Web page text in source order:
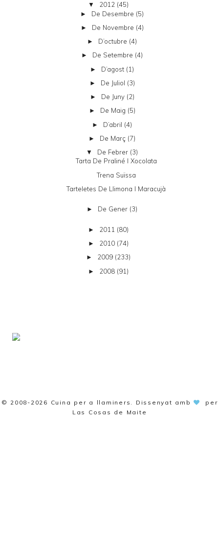
▼ 2012 (45)
► De Desembre (5)
► De Novembre (4)
► D’octubre (4)
► De Setembre (4)
► D’agost (1)
► De Juliol (3)
► De Juny (2)
► De Maig (5)
► D’abril (4)
► De Març (7)
▼ De Febrer (3)
Tarta De Praliné I Xocolata
Trena Suïssa
Tarteletes De Llimona I Maracujà
► De Gener (3)
► 2011 (80)
► 2010 (74)
► 2009 (233)
► 2008 (91)
© 2008-2026 Cuina per a llaminers . Dissenyat amb
per
Las Cosas de Maite